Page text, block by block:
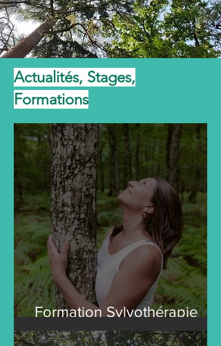
Actualités, Stages,
Formations
Formation Sylvothérapie
Avril 2024 les 23 - 24 et 25